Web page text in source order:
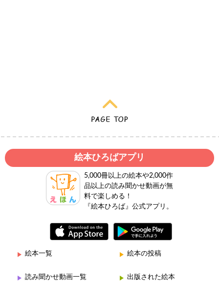
絵本ひろばアプリ
5,000冊以上の絵本や2,000作
品以上の読み聞かせ動画が無
料で楽しめる！
『絵本ひろば』公式アプリ。
絵本一覧 絵本の投稿
読み聞かせ動画一覧 出版された絵本